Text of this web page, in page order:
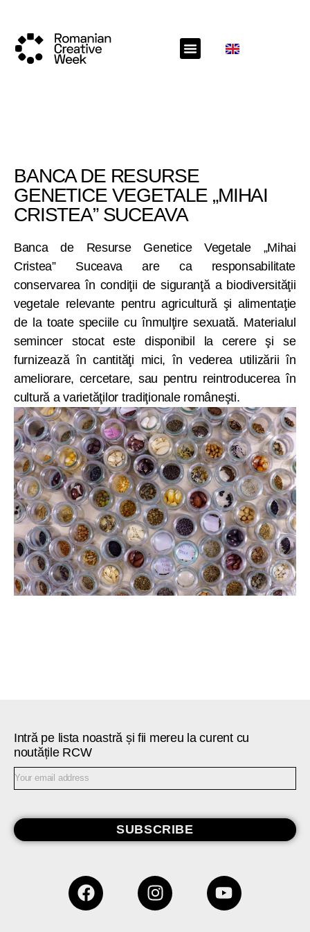
BANCA DE RESURSE
GENETICE VEGETALE „MIHAI
CRISTEA” SUCEAVA
Banca de Resurse Genetice Vegetale „Mihai
Cristea” Suceava are ca responsabilitate
conservarea în condiţii de siguranţă a biodiversităţii
vegetale relevante pentru agricultură şi alimentaţie
de la toate speciile cu înmulţire sexuată. Materialul
semincer stocat este disponibil la cerere şi se
furnizează în cantităţi mici, în vederea utilizării în
ameliorare, cercetare, sau pentru reintroducerea în
cultură a varietăţilor tradiţionale româneşti.
Intră pe lista noastră și fii mereu la curent cu
noutățile RCW
SUBSCRIBE